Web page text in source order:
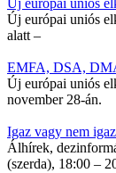
Új európai uniós
Új európai uniós
alatt –
EMFA, DSA,
Új európai uniós
november 28-án.
Igaz vagy nem
Álhírek,
(szerda), 18:00 –